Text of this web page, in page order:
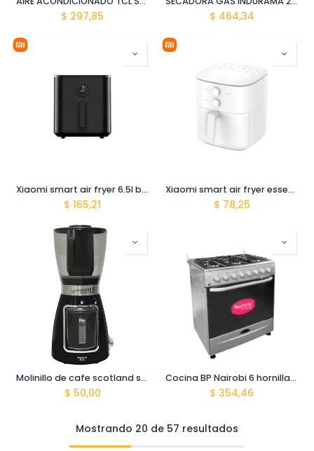
$ 297,85 $ 464,34
Xiaomi smart air fryer 6.5l black maf10
$ 165,21
Xiaomi smart air fryer essential 6L maf13
$ 78,25
Molinillo de cafe scotland star ss-ml80
$ 50,00
Cocina BP Nairobi 6 hornillas + horno BP02502 INOX
$ 354,46
Mostrando 20 de 57 resultados